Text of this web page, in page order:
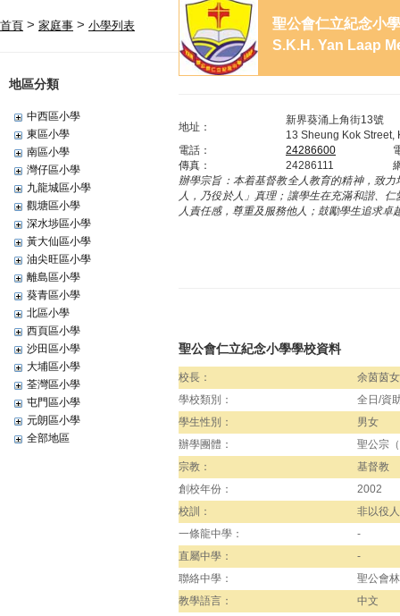
首頁 > 家庭事 > 小學列表
地區分類
中西區小學
東區小學
南區小學
灣仔區小學
九龍城區小學
觀塘區小學
深水埗區小學
黃大仙區小學
油尖旺區小學
離島區小學
葵青區小學
北區小學
西頁區小學
沙田區小學
大埔區小學
荃灣區小學
屯門區小學
元朗區小學
全部地區
聖公會仁立紀念小學
S.K.H. Yan Laap
地址：
新界葵涌上角街13號
13 Sheung Kok Street,
電話：
24286600
傳真：
24286111
辦學宗旨： 本着基督教全人教育的精神，致
人，乃役於人」真理；讓學生在充滿和諧、
人責任感，尊重及服務他人；鼓勵學生追求卓
聖公會仁立紀念小學學校資料
校長：
余茵茵
學校類別：
全日/資
學生性別：
男女
辦學團體：
聖公宗
宗教：
基督教
創校年份：
2002
校訓：
非以役
一條龍中學：
-
直屬中學：
-
聯絡中學：
聖公會
教學語言：
中文